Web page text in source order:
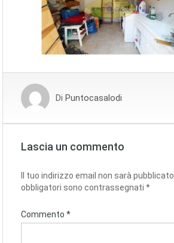
Di Puntocasalodi
Lascia un commento
Il tuo indirizzo email non sarà pubblicato.
obbligatori sono contrassegnati *
Commento *